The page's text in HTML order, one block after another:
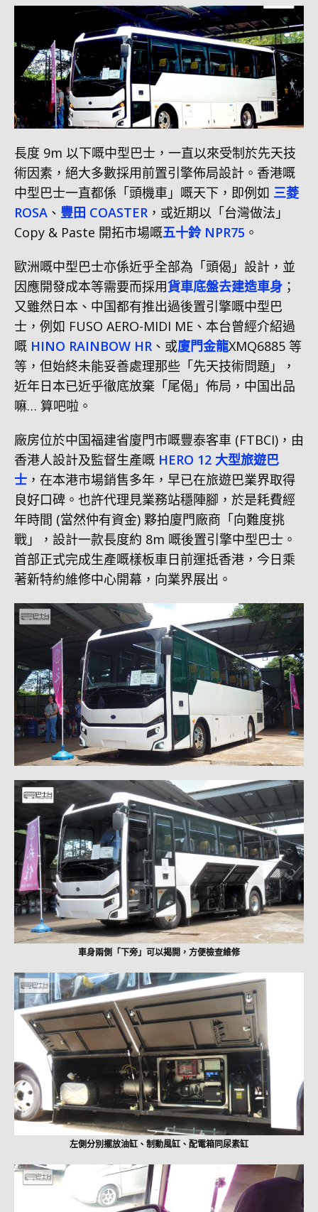
長度 9m 以下嘅中型巴士，一直以來受制於先天技
術因素，絕大多數採用前置引擎佈局設計。香港嘅
中型巴士一直都係「頭機車」嘅天下，即例如 三菱
ROSA 、 豐田 COASTER ，或近期以「台灣做法」
Copy & Paste 開拓市場嘅五十鈴 NPR75 。
歐洲嘅中型巴士亦係近乎全部為「頭偈」設計，並
因應開發成本等需要而採用貨車底盤去建造車身 ；
又雖然日本、中国都有推出過後置引擎嘅中型巴
士，例如 FUSO AERO-MIDI ME、本台曾經介紹過
嘅 HINO RAINBOW HR 、或廈門金龍XMQ6885 等
等，但始終未能妥善處理那些「先天技術問題」，
近年日本已近乎徹底放棄「尾偈」佈局，中国出品
嘛… 算吧啦。
廠房位於中国福建省廈門市嘅豐泰客車 (FTBCI)，由
香港人設計及監督生產嘅 HERO 12 大型旅遊巴
士 ，在本港市場銷售多年，早已在旅遊巴業界取得
良好口碑。也許代理見業務站穩陣腳，於是耗費經
年時間 (當然仲有資金) 夥拍廈門廠商「向難度挑
戰」，設計一款長度約 8m 嘅後置引擎中型巴士。
首部正式完成生產嘅樣板車日前運抵香港，今日乘
著新特約維修中心開幕，向業界展出。
車身兩側「下旁」可以揭開，方便檢查維修
左側分別擺放油缸、制動風缸、配電箱同尿素缸